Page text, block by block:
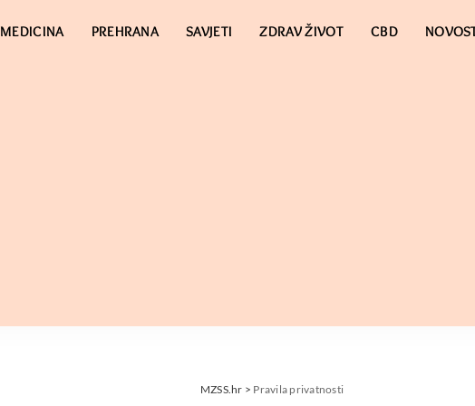
MEDICINA PREHRANA SAVJETI ZDRAV ŽIVOT CBD
MZSS.hr > Pravila privatnosti